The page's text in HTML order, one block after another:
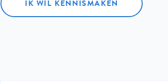
IK WIL KENNISMAKEN